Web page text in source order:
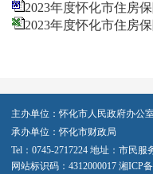
2023年度怀化市住房
2023年度怀化市住房
主办单位：怀化市人民政府办公
承办单位：怀化市财政局
Tel：0745-2717224 地址：市民
网站标识码：4312000017 湘ICP